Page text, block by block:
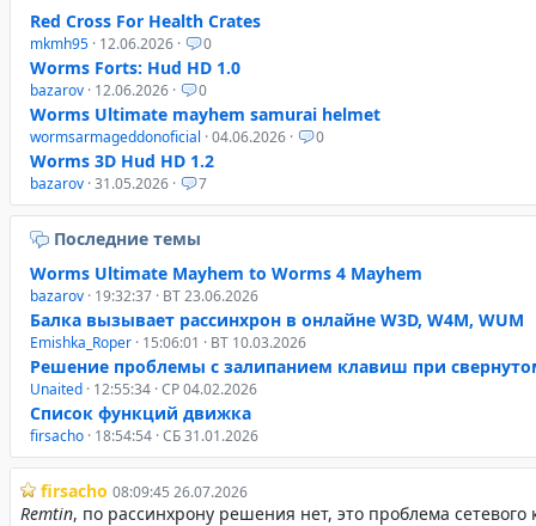
Red Cross For Health Crates
mkmh95 · 12.06.2026 · 0
Worms Forts: Hud HD 1.0
bazarov · 12.06.2026 · 0
Worms Ultimate mayhem samurai helmet
wormsarmageddonoficial · 04.06.2026 · 0
Worms 3D Hud HD 1.2
bazarov · 31.05.2026 · 7
Последние темы
Worms Ultimate Mayhem to Worms 4 Mayhem
bazarov · 19:32:37 · ВТ 23.06.2026
Балка вызывает рассинхрон в онлайне W3D, W4M, WUM
Emishka_Roper · 15:06:01 · ВТ 10.03.2026
Решение проблемы с залипанием клавиш при
Unaited · 12:55:34 · СР 04.02.2026
Список функций движка
firsacho · 18:54:54 · СБ 31.01.2026